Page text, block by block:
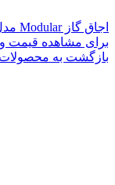
اجاق گاز Modular مدل PK 70/80 TPG-T و PK 70/80 TPPCFGB
برای مشاهده قیمت
بازگشت به محصولات